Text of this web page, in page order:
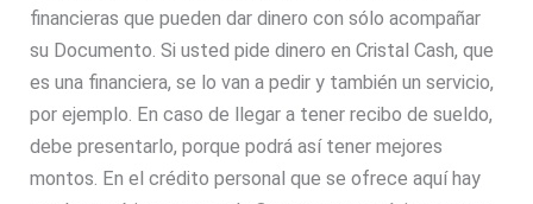
financieras que pueden dar dinero con sólo acompañar
su Documento. Si usted pide dinero en Cristal Cash, que
es una financiera, se lo van a pedir y también un servicio,
por ejemplo. En caso de llegar a tener recibo de sueldo,
debe presentarlo, porque podrá así tener mejores
montos. En el crédito personal que se ofrece aquí hay